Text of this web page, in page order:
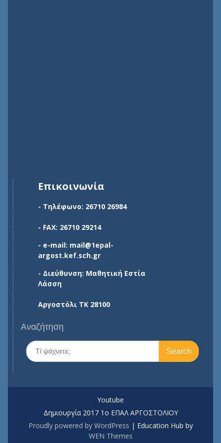
Επικοινωνία
- Τηλέφωνο: 26710 26984
- FAX: 26710 29214
- e-mail: mail@1epal-
argost.kef.sch.gr
- Διεύθυνση: Μαθητική Εστία
Λάσση
Αργοστόλι ΤΚ 28100
Αναζήτηση
Search
for:
Youtube
Δημιουργία 2017 1o ΕΠΑΛ ΑΡΓΟΣΤΟΛΙΟΥ
Proudly powered by WordPress | Education Hub by
WEN Themes